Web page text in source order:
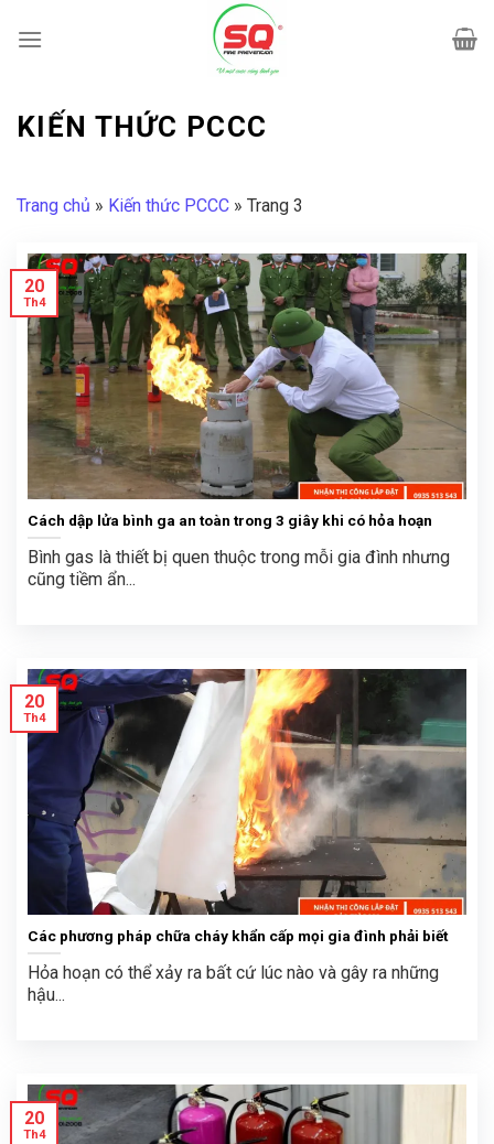
qua
KIẾN THỨC PCCC
Trang chủ » Kiến thức PCCC » Trang 3
Cách dập lửa bình ga an toàn trong 3 giây khi có hỏa hoạn
Bình gas là thiết bị quen thuộc trong mỗi gia đình nhưng
cũng tiềm ẩn...
20
Th4
Các phương pháp chữa cháy khẩn cấp mọi gia đình phải biết
Hỏa hoạn có thể xảy ra bất cứ lúc nào và gây ra những
hậu...
20
Th4
20
Th4